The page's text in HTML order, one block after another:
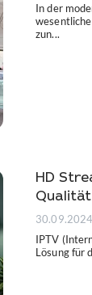
In der
zun...
HD
30.09.2024
IPTV
Lösung für